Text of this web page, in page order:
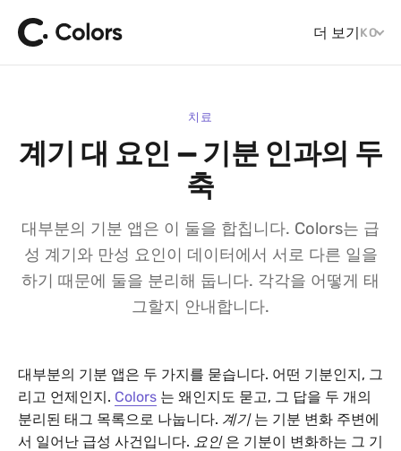
더 보기KO
치료
계기 대 요인 — 기분 인과의 두
축
대부분의 기분 앱은 이 둘을 합칩니다. Colors는 급
성 계기와 만성 요인이 데이터에서 서로 다른 일을
하기 때문에 둘을 분리해 둡니다. 각각을 어떻게 태
그할지 안내합니다.
대부분의 기분 앱은 두 가지를 묻습니다. 어떤 기분인지, 그
리고 언제인지. Colors 는 왜인지도 묻고, 그 답을 두 개의
분리된 태그 목록으로 나눕니다. 계기는 기분 변화 주변에
서 일어난 급성 사건입니다. 요인은 기분이 변화하는 그 기